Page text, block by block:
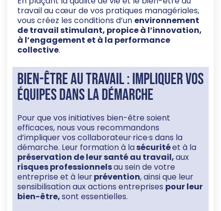
travail au cœur de vos pratiques managériales,
vous créez les conditions d’un environnement
de travail stimulant, propice à l’innovation,
à l’engagement et à la performance
collective.
Bien-être au travail : impliquer vos
équipes dans la démarche
Pour que vos initiatives bien-être soient
efficaces, nous vous recommandons
d’impliquer vos collaborateur·rice·s dans la
démarche. Leur formation à lasécuritéet à la
préservation de leur santé au travail,aux
risques professionnelsau sein de votre
entreprise et à leurprévention, ainsi que leur
sensibilisation aux actions entreprises pour leur
bien-être,sont essentielles.